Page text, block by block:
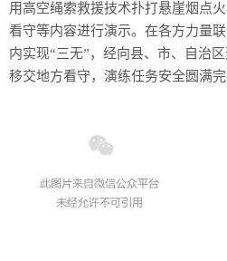
用高空绳索救援技术扑打悬崖烟点
看守等内容进行演示。在各方力量
内实现“三无”，经向县、市、自治
移交地方看守，演练任务安全圆满完